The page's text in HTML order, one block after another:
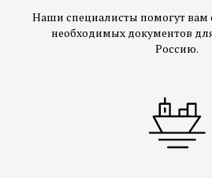
Наши специалисты помогут вам
необходимых документов
Россию.